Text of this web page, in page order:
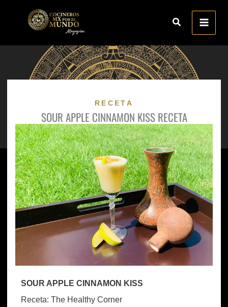
RECETA
SOUR APPLE CINNAMON KISS RECETA
SOUR APPLE CINNAMON KISS
Receta: The Healthy Corner